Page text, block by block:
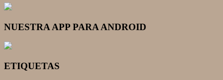
NUESTRA APP PARA ANDROID
ETIQUETAS